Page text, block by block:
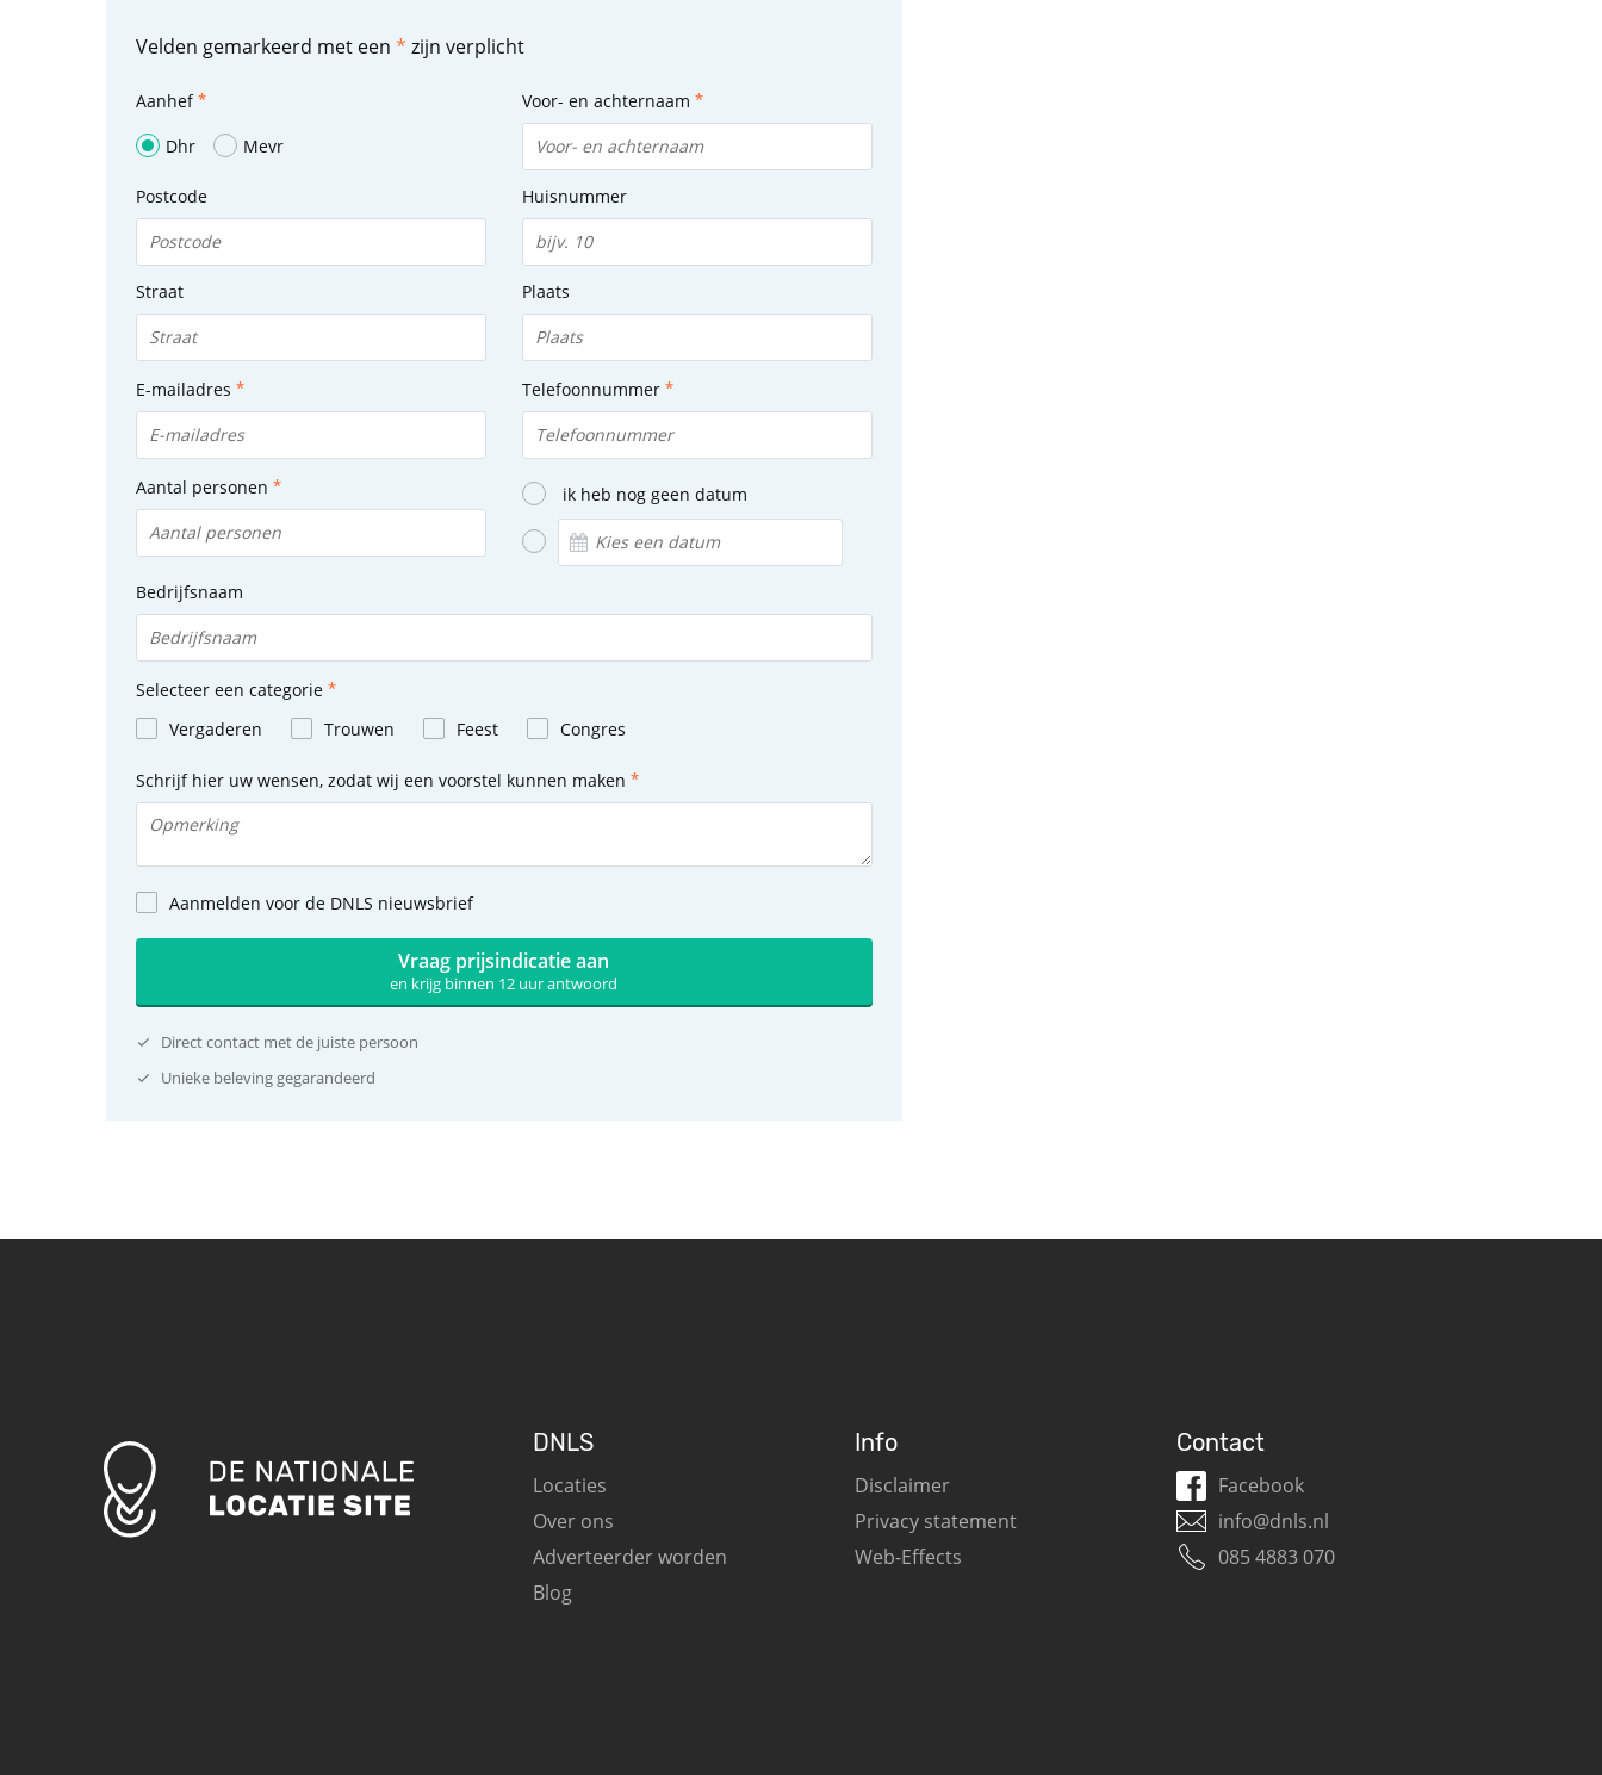
Velden gemarkeerd met een * zijn verplicht
Aanhef
Dhr
Mevr
Voor- en achternaam
Postcode Huisnummer
Straat Plaats
E-mailadres Telefoonnummer
Aantal personen ik heb nog geen datum
Bedrijfsnaam
Selecteer een categorie
Vergaderen
Trouwen Feest Congres
Schrijf hier uw wensen, zodat wij een voorstel kunnen maken
Aanmelden voor de DNLS nieuwsbrief
Vraag prijsindicatie aan
en krijg binnen 12 uur antwoord
Direct contact met de juiste persoon
Unieke beleving gegarandeerd
DNLS
Locaties
Over ons
Adverteerder worden
Blog
Info
Disclaimer
Privacy statement
Web-Effects
Contact
Facebook
info@dnls.nl
085 4883 070